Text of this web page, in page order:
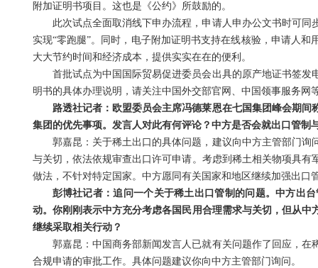
附加证明书项目。这也是《公约》所鼓励的。
此次试点全面取消线下申办流程，申请人申办公文书时可
实现“零跑腿”。同时，电子附加证明书支持在线核验，申请人
大大节约时间和经济成本，提供实实在在的便利。
首批试点为中国国际贸易促进委员会出具的原产地证书签
明书的具体办理说明，请关注中国外交部官网、中国领事服务网
路透社记者：欧盟委员会主席冯德莱恩在七国集团峰会期
集团的优先事项。发言人对此有何评论？中方是否会就出口管制
郭嘉昆：关于稀土出口的具体问题，建议向中方主管部门
与关切，依法依规审查出口许可申请。考虑到稀土相关物项具
做法，不针对特定国家。中方愿同有关国家和地区继续加强出
彭博社记者：追问一个关于稀土出口管制的问题。中方出
动。你刚刚表示中方充分考虑各国民用合理需求与关切，但从
继续采取相关行动？
郭嘉昆：中国商务部新闻发言人已就有关问题作了回应，
合规申请的审批工作。具体问题建议你向中方主管部门询问。